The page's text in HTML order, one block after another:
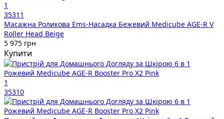
1
35311
Масажна Роликова Ems-Насадка Бежевий Medicube AGE-R V
Roller Head Beige
5 975 грн
Купити
1
35310